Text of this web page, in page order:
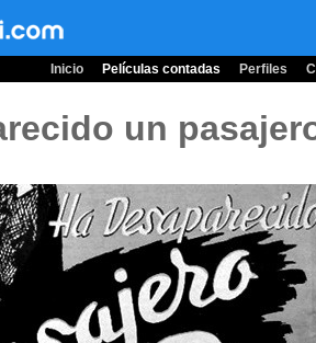
Inicio Películas contadas Perfiles
un